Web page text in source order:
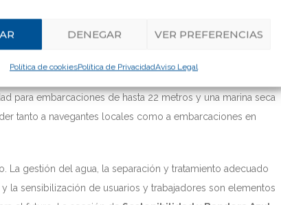
DENEGAR VER PREFERENCIAS
Política de cookiesPolítica de PrivacidadAviso Legal
Maspalomas, el Puerto Deportivo Pasito Blanco combina
cuenta con
para embarcaciones de hasta 22 metros y una marina seca
tanto a navegantes locales como a embarcaciones en
La gestión del agua, la separación y tratamiento adecuado
la sensibilización de usuarios y trabajadores son elementos